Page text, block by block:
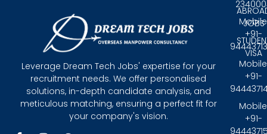
Leverage Dream Tech Jobs' expertise for your
recruitment needs. We offer personalised
solutions, in-depth candidate analysis, and
meticulous matching, ensuring a perfect fit for
your company's vision.
JOBS
VISA
+91-
+91-
+91-